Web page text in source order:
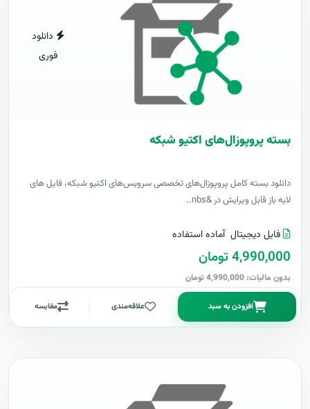
دانلود
فوری
بسته پروپوزال‌های اکتیو شبکه
دانلود بسته کامل پروپوزال‌های تخصصی سرویس‌های اکتیو شبکه، فایل های
لایه باز قابل ویرایش در &nbs..
فایل دیجیتال آماده استفاده
4,990,000 تومان
بدون مالیات: 4,990,000 تومان
افزودن به سبد علاقه‌مندی مقایسه